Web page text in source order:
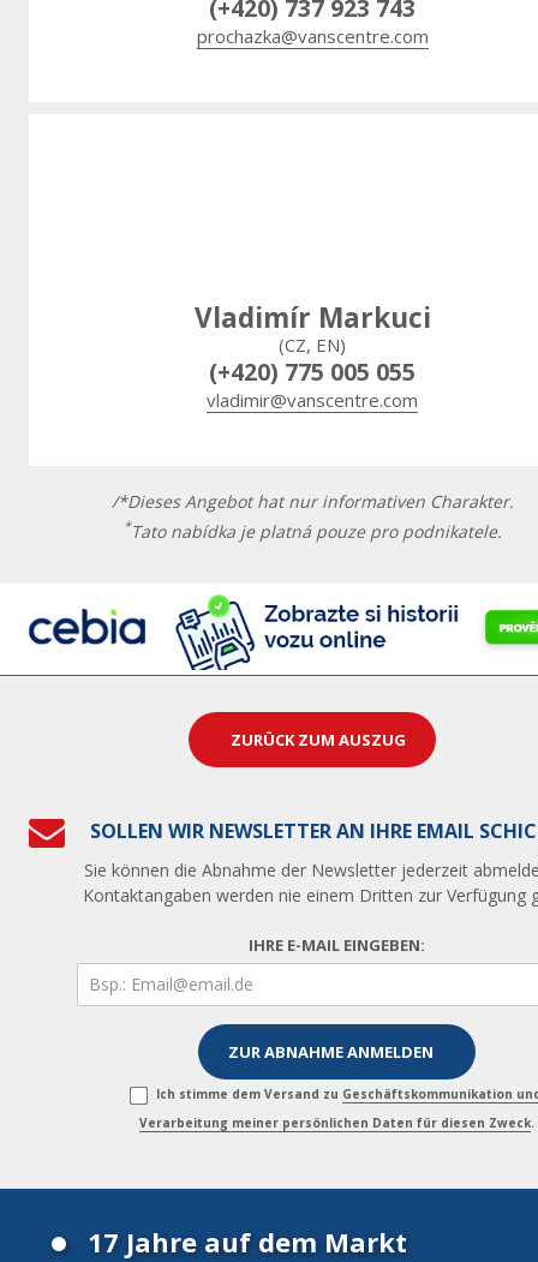
(+420) 737 923 743
prochazka@vanscentre.com
Vladimír Markuci
(CZ, EN)
(+420) 775 005 055
vladimir@vanscentre.com
/*Dieses Angebot hat nur informativen Charakter.
*Tato nabídka je platná pouze pro podnikatele.
ZURÜCK ZUM AUSZUG
SOLLEN WIR NEWSLETTER AN IHRE EMAIL
Sie können die Abnahme der Newsletter jederzeit
Kontaktangaben werden nie einem Dritten zur Verfügung
IHRE E-MAIL EINGEBEN:
Ich stimme dem Versand zu Geschäftskommunikation
Verarbeitung meiner persönlichen Daten für diesen Zweck.
17 Jahre auf dem Markt